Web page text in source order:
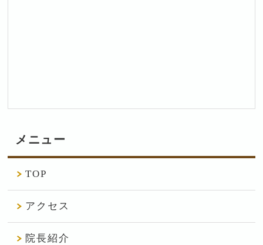
メニュー
TOP
アクセス
院長紹介